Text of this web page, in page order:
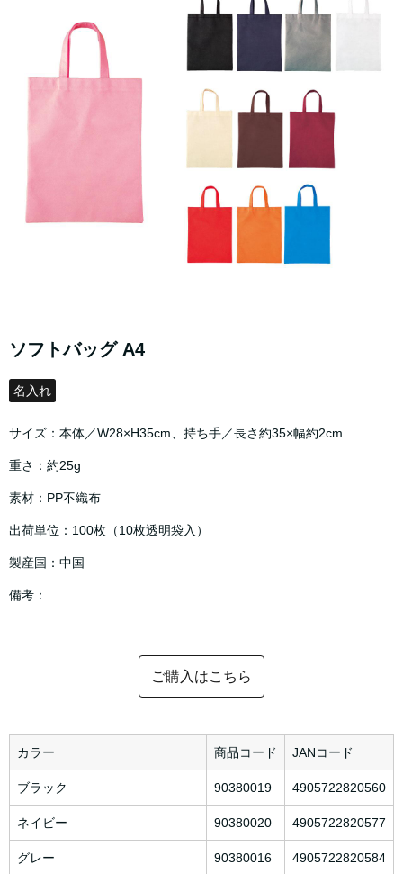
ソフトバッグ A4
名入れ
サイズ：本体／W28×H35cm、持ち手／長さ約35×幅約2cm
重さ：約25g
素材：PP不織布
出荷単位：100枚（10枚透明袋入）
製産国：中国
備考：
ご購入はこちら
カラー 商品コード JANコード
ブラック 90380019 4905722820560
ネイビー 90380020 4905722820577
グレー 90380016 4905722820584